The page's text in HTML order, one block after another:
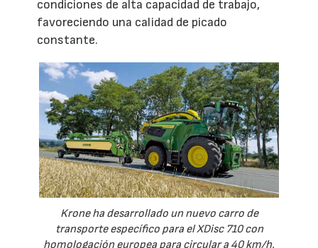
condiciones de alta capacidad de trabajo,
favoreciendo una calidad de picado
constante.
Krone ha desarrollado un nuevo carro de
transporte específico para el XDisc 710 con
homologación europea para circular a 40 km/h.